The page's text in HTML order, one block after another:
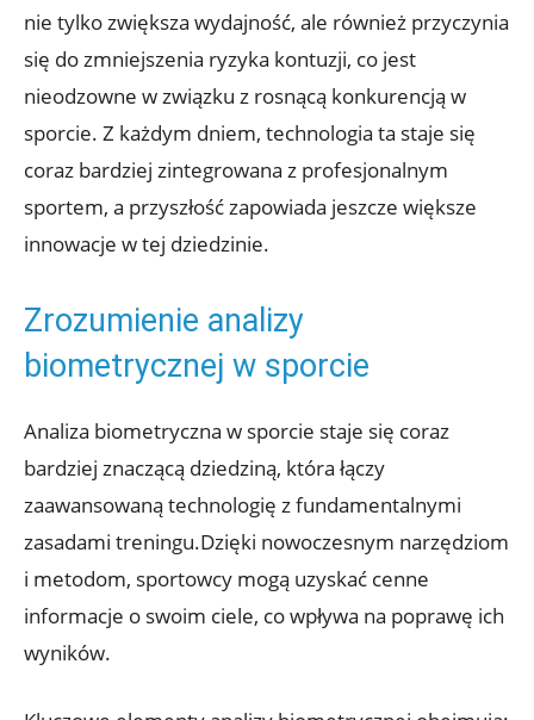
nie tylko zwiększa wydajność, ale również przyczynia
się do zmniejszenia ryzyka kontuzji, co jest
nieodzowne w związku z rosnącą konkurencją w
sporcie. Z każdym dniem, technologia ta staje się
coraz bardziej zintegrowana z profesjonalnym
sportem, a przyszłość zapowiada jeszcze większe
innowacje w tej dziedzinie.
Zrozumienie analizy
biometrycznej w sporcie
Analiza biometryczna w sporcie staje się coraz
bardziej znaczącą dziedziną, która łączy
zaawansowaną technologię z fundamentalnymi
zasadami treningu.Dzięki nowoczesnym narzędziom
i metodom, sportowcy mogą uzyskać cenne
informacje o swoim ciele, co wpływa na poprawę ich
wyników.